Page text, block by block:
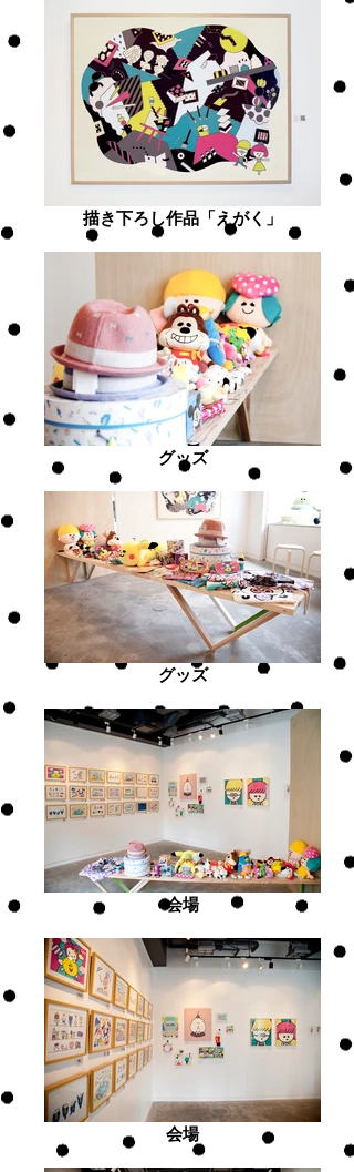
描き下ろし作品「えがく」
グッズ
グッズ
会場
会場